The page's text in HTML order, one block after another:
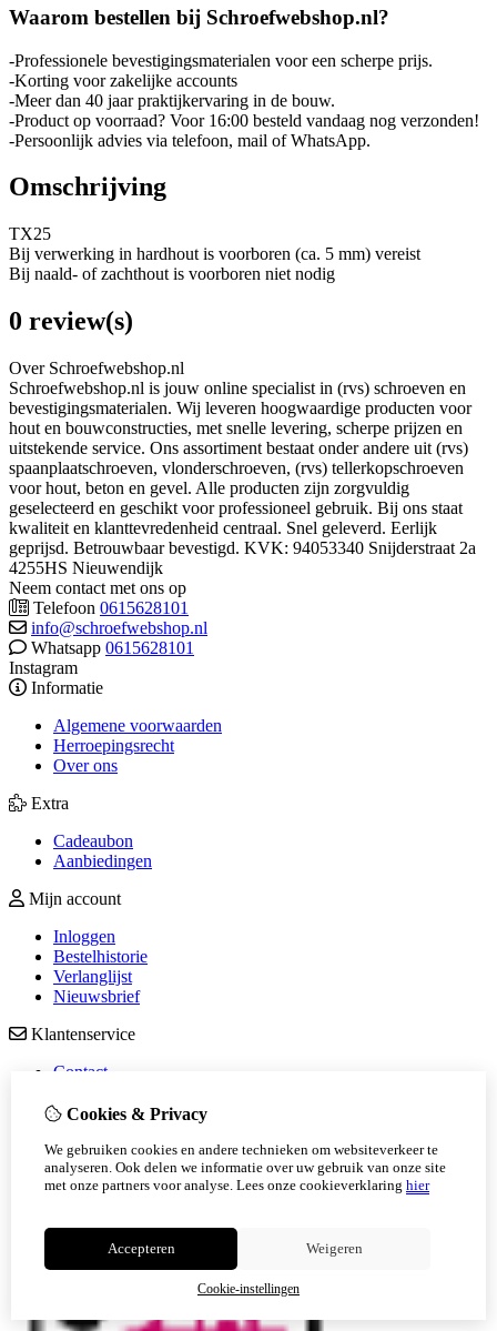
Waarom bestellen bij Schroefwebshop.nl?
-Professionele bevestigingsmaterialen voor een scherpe prijs.
-Korting voor zakelijke accounts
-Meer dan 40 jaar praktijkervaring in de bouw.
-Product op voorraad? Voor 16:00 besteld vandaag nog verzonden!
-Persoonlijk advies via telefoon, mail of WhatsApp.
Omschrijving
TX25
Bij verwerking in hardhout is voorboren (ca. 5 mm) vereist
Bij naald- of zachthout is voorboren niet nodig
0 review(s)
Over Schroefwebshop.nl
Schroefwebshop.nl is jouw online specialist in (rvs) schroeven en
bevestigingsmaterialen. Wij leveren hoogwaardige producten voor
hout en bouwconstructies, met snelle levering, scherpe prijzen en
uitstekende service. Ons assortiment bestaat onder andere uit (rvs)
spaanplaatschroeven, vlonderschroeven, (rvs) tellerkopschroeven
voor hout, beton en gevel. Alle producten zijn zorgvuldig
geselecteerd en geschikt voor professioneel gebruik. Bij ons staat
kwaliteit en klanttevredenheid centraal. Snel geleverd. Eerlijk
geprijsd. Betrouwbaar bevestigd. KVK: 94053340 Snijderstraat 2a
4255HS Nieuwendijk
Neem contact met ons op
Telefoon 0615628101
info@schroefwebshop.nl
Whatsapp 0615628101
Instagram
Informatie
Algemene voorwaarden
Herroepingsrecht
Over ons
Extra
Cadeaubon
Aanbiedingen
Mijn account
Inloggen
Bestelhistorie
Verlanglijst
Nieuwsbrief
Klantenservice
Contact
Sitemap
Cookies & Privacy
We gebruiken cookies en andere technieken om websiteverkeer te
analyseren. Ook delen we informatie over uw gebruik van onze site
met onze partners voor analyse. Lees onze cookieverklaring hier
Accepteren Weigeren
Cookie-instellingen